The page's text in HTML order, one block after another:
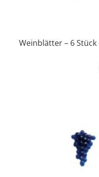
Weinblätter – 6 Stück